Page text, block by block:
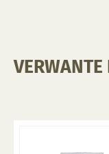
VERWANTE